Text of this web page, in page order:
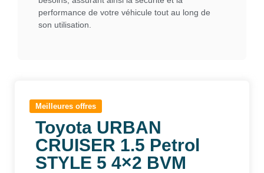
Meilleures offres
Toyota URBAN
CRUISER 1.5 Petrol
STYLE 5 4×2 BVM
performance de votre véhicule tout au long de
son utilisation.